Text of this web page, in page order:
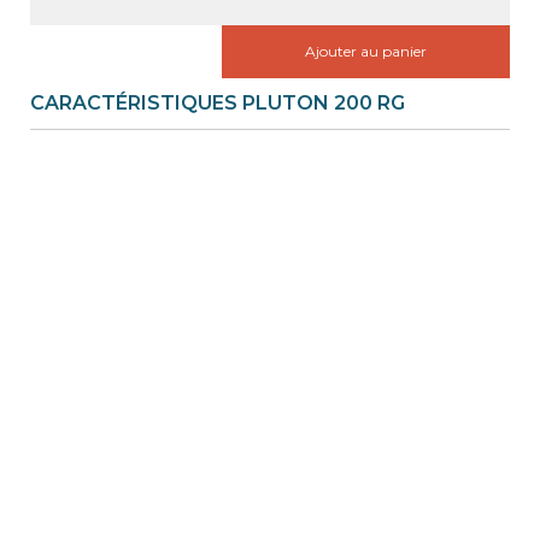
Ajouter au panier
CARACTÉRISTIQUES PLUTON 200 RG